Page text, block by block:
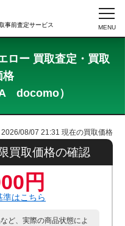
事前査定サービス
ロー 買取査定・買取
格
A docomo）
2026/08/07 21:31 現在の買取価格
買取価格の確認
円
準はこちら
ど、実際の商品状態によ